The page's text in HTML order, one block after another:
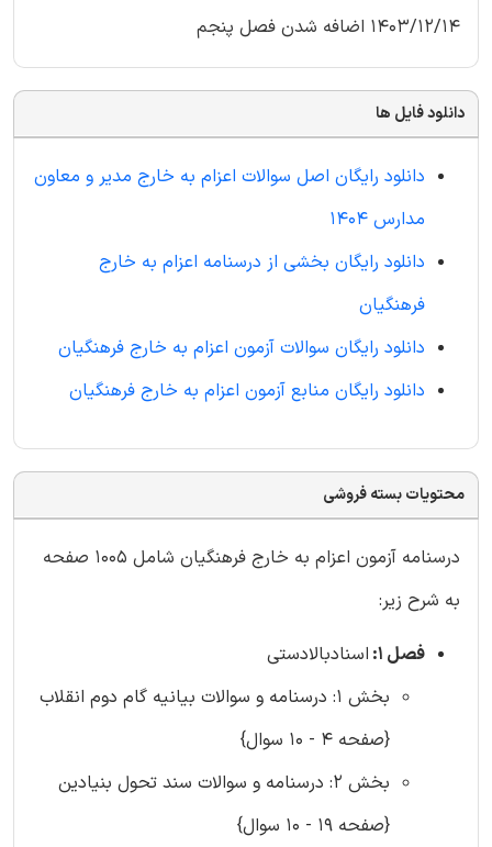
1403/12/14 اضافه شدن فصل پنجم
دانلود فایل ها
دانلود رایگان اصل سوالات اعزام به خارج مدیر و معاون
مدارس 1404
دانلود رایگان بخشی از درسنامه اعزام به خارج
فرهنگیان
دانلود رایگان سوالات آزمون اعزام به خارج فرهنگیان
دانلود رایگان منابع آزمون اعزام به خارج فرهنگیان
محتویات بسته فروشی
درسنامه آزمون اعزام به خارج فرهنگیان شامل 1005 صفحه
به شرح زیر:
فصل 1:
اسنادبالادستی
بخش 1: درسنامه و سوالات بیانیه گام دوم انقلاب
{صفحه 4 - 10 سوال}
بخش 2: درسنامه و سوالات سند تحول بنیادین
{صفحه 19 - 10 سوال}